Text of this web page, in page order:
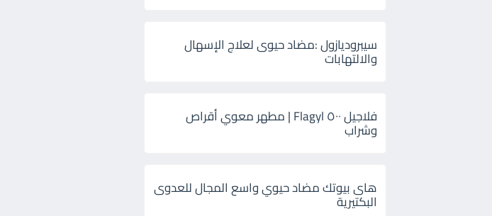
سيبروديازول :مضاد حيوى لعلاج الإسهال
والالتهابات
فلاجيل ٥٠٠ Flagyl | مطهر معوي أقراص
وشراب
هاى بيوتك مضاد حيوي واسع المجال للعدوى
البكتيرية